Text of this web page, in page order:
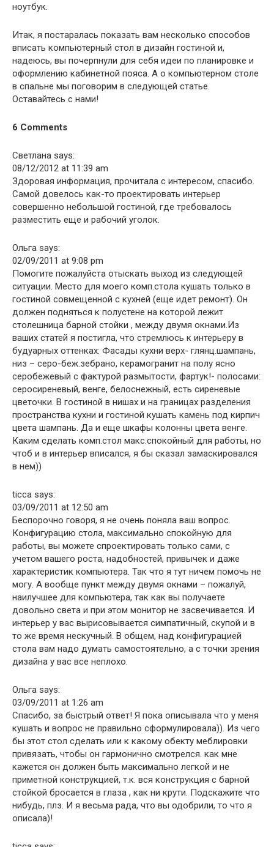
ноутбук.
Итак, я постаралась показать вам несколько способов
вписать компьютерный стол в дизайн гостиной и,
надеюсь, вы почерпнули для себя идеи по планировке и
оформлению кабинетной пояса. А о компьютерном столе
в спальне мы поговорим в следующей статье.
Оставайтесь с нами!
6 Comments
Светлана says:
08/12/2012 at 11:39 am
Здоровая информация, прочитала с интересом, спасибо.
Самой довелось как-то проектировать интерьер
совершенно небольшой гостиной, где требовалось
разместить еще и рабочий уголок.
Ольга says:
02/09/2011 at 9:08 pm
Помогите пожалуйста отыскать выход из следующей
ситуации. Место для моего комп.стола кушать только в
гостиной совмещенной с кухней (еще идет ремонт). Он
должен подняться к полустене на которой лежит
столешница барной стойки , между двумя окнами.Из
ваших статей я постигла, что стремлюсь к интерьеру в
будуарных оттенках: Фасады кухни верх- глянц.шампань,
низ – серо-беж.зебрано, керамогранит на полу ясно
серобежевый с фактурой размытости, фартук!- полосами:
серосиреневый, венге, белоснежный, есть сиреневые
цветочки. В гостиной в нишах и на границах разделения
пространства кухни и гостиной кушать камень под кирпич
цвета шампань. Да и еще шкафы колонны цвета венге.
Каким сделать комп.стол макс.спокойный для работы, но
чтоб и в интерьер вписался, я бы сказал замаскировался
в нем))
ticca says:
03/09/2011 at 12:50 am
Беспорочно говоря, я не очень поняла ваш вопрос.
Конфигурацию стола, максимально спокойную для
работы, вы можете спроектировать только сами, с
учетом вашего роста, надобностей, привычек и даже
характеристик компьютера. Так что я тут ничем помочь не
могу. А вообще пункт между двумя окнами – пожалуй,
наилучшее для компьютера, так как вы получаете
довольно света и при этом монитор не засвечивается. И
интерьер у вас вырисовывается симпатичный, скупой и в
то же время нескучный. В общем, над конфигурацией
стола вам надо думать самостоятельно, а с точки зрения
дизайна у вас все неплохо.
Ольга says:
03/09/2011 at 1:26 am
Спасибо, за быстрый ответ! Я пока описывала что у меня
кушать и вопрос не правильно сформулировала)). Из чего
бы этот стол сделать или к какому обекту меблировки
привязать, чтобы он гармонично смотрелся. как мне
кажется он должен быть максимально легкой и не
приметной конструкцией, т.к. вся конструкция с барной
стойкой бросается в глаза , как ни крути. Подскажите что
нибудь, плз. И я весьма рада, что вы одобрили, то что я
описала)!